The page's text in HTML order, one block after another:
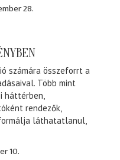
28.
számára összeforrt a
Több mint
háttérben,
rendezők,
láthatatlanul,
10.